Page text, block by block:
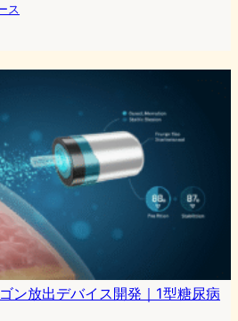
ス
ン放出デバイス開発｜1型糖尿病